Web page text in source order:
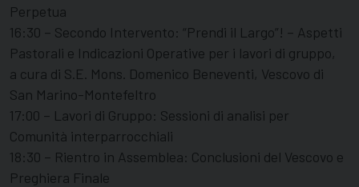
Perpetua
16:30 – Secondo Intervento: “Prendi il Largo”! – Aspetti
Pastorali e Indicazioni Operative per i lavori di gruppo,
a cura di S.E. Mons. Domenico Beneventi, Vescovo di
San Marino-Montefeltro
17:00 – Lavori di Gruppo: Sessioni di analisi per
Comunità interparrocchiali
18:30 – Rientro in Assemblea: Conclusioni del Vescovo e
Preghiera Finale